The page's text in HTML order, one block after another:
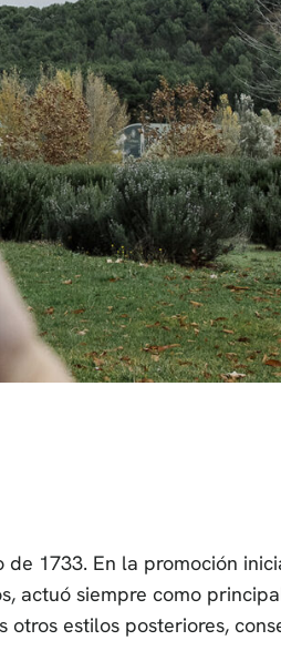
de 1733. En la promoción
actuó siempre como
otros estilos posteriores,